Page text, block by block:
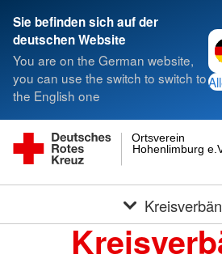
Sie befinden sich auf der
deutschen Website
You are on the German website,
you can use the switch to switch to
the English one
Hohenlimburg
Ortsverein